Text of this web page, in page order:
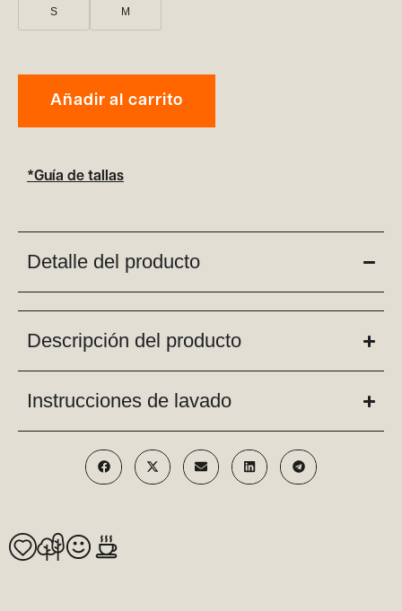
S M
Añadir al carrito
*Guía de tallas
Detalle del producto
Descripción del producto
Instrucciones de lavado